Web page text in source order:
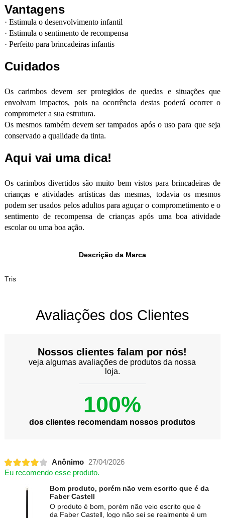
Vantagens
· Estimula o desenvolvimento infantil
· Estimula o sentimento de recompensa
· Perfeito para brincadeiras infantis
Cuidados
Os carimbos devem ser protegidos de quedas e situações que
envolvam impactos, pois na ocorrência destas poderá ocorrer o
comprometer a sua estrutura.
Os mesmos também devem ser tampados após o uso para que seja
conservado a qualidade da tinta.
Aqui vai uma dica!
Os carimbos divertidos são muito bem vistos para brincadeiras de
crianças e atividades artísticas das mesmas, todavia os mesmos
podem ser usados pelos adultos para aguçar o comprometimento e o
sentimento de recompensa de crianças após uma boa atividade
escolar ou uma boa ação.
Descrição da Marca
Tris
Avaliações dos Clientes
Nossos clientes falam por nós!
veja algumas avaliações de produtos da nossa
loja.
100%
dos clientes recomendam nossos produtos
Anônimo
27/04/2026
Eu recomendo esse produto.
Bom produto, porém não vem escrito que é da
Faber Castell
O produto é bom, porém não veio escrito que é
da Faber Castell, logo não sei se realmente é um